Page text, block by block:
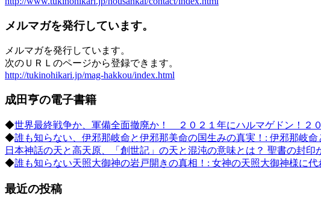
メルマガを発行しています。
メルマガを発行しています。
次のＵＲＬのページから登録できます。
http://tukinohikari.jp/mag-hakkou/index.html
成田亨の電子書籍
◆世界最終戦争か、軍備全面撤廃か！ ２０２１年にハルマゲドン！２
◆誰も知らない、伊邪那岐命と伊邪那美命の国生みの真実！: 伊邪那岐
日本神話の天と高天原、「創世記」の天と混沌の意味とは？ 聖書の封印
◆誰も知らない天照大御神の岩戸開きの真相！: 女神の天照大御神様に
最近の投稿